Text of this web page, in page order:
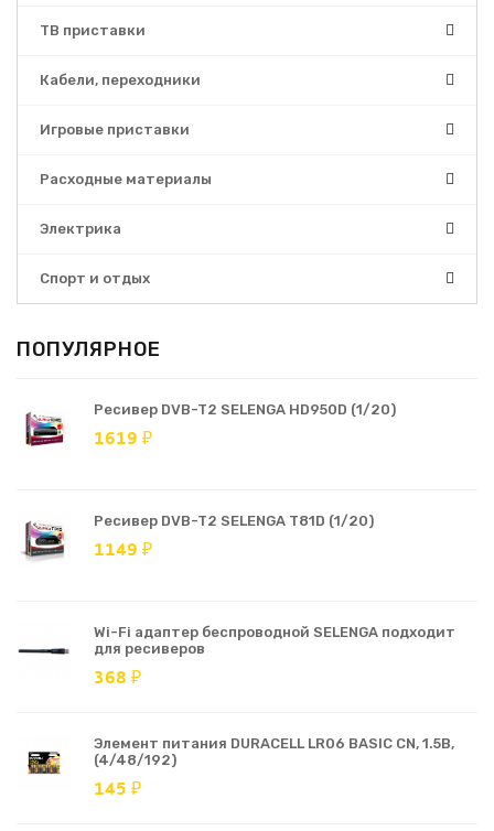
ТВ приставки
Кабели, переходники
Игровые приставки
Расходные материалы
Электрика
Спорт и отдых
ПОПУЛЯРНОЕ
Ресивер DVB-T2 SELENGA HD950D (1/20)
1619 ₽
Ресивер DVB-T2 SELENGA T81D (1/20)
1149 ₽
Wi-Fi адаптер беспроводной SELENGA подходит
для ресиверов
368 ₽
Элемент питания DURACELL LR06 BASIC CN, 1.5В,
(4/48/192)
145 ₽